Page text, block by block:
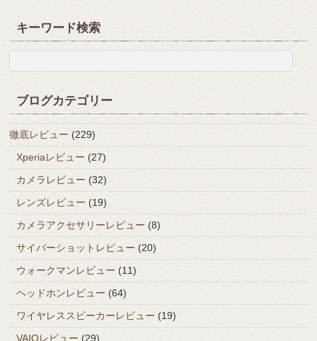
キーワード検索
ブログカテゴリー
徹底レビュー (229)
Xperiaレビュー (27)
カメラレビュー (32)
レンズレビュー (19)
カメラアクセサリーレビュー (8)
サイバーショットレビュー (20)
ウォークマンレビュー (11)
ヘッドホンレビュー (64)
ワイヤレススピーカーレビュー (19)
VAIOレビュー (29)